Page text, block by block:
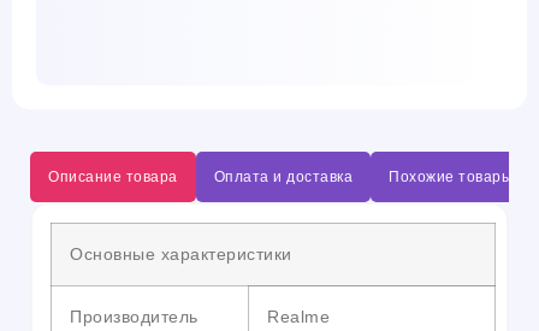
Описание товара Оплата и доставка Похожие товары
Основные характеристики
Производитель Realme